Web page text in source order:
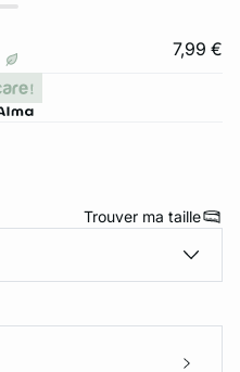
7,99 €
Trouver ma taille